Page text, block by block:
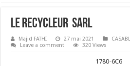
LE RECYCLEUR SARL
Majid FATHI 27 mai 2021
Leave a comment
320 Views
1780-6C6